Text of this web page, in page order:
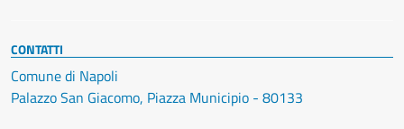
CONTATTI
Comune di Napoli
Palazzo San Giacomo, Piazza Municipio - 80133